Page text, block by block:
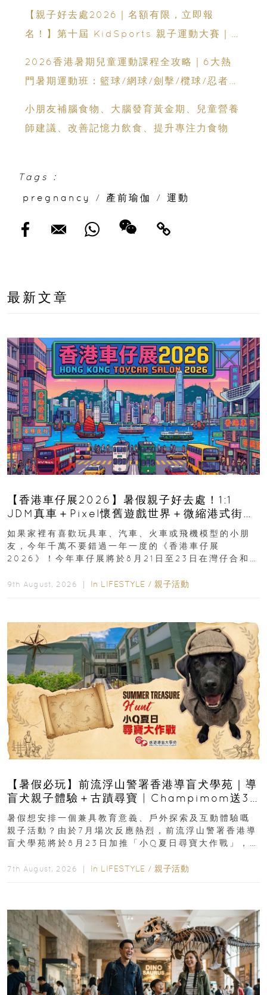
【親子好去處2026｜名額有限，立即報
名！】第十屆 KidSports 親子運動大賽｜
2026香港暑期兒童運動課程全攻略｜6大熱
門暑期運動班：籃球/網球/劍擊/欖球/忍者訓
小朋友補腦食物、大腦發育黃金期、兒童營養
師建議、改善記憶力飲食、提升專注力食物
Tags :
pregnancy
/ 產前瑜伽 / 運動
最新文章
【香港車仔展2026】暑假親子好去處！1:1
JDM真車＋Pixel懷舊遊戲世界＋微縮港式街景
8月灣仔登場 車迷家庭必去！
如果家裡有喜歡玩具車、汽車、火車或飛機模型的小朋
友，今年千萬不要錯過一年一度的《香港車仔展
2026》！今年車仔展將於8月21日至23日在灣仔合和酒
9th August, 2026 ｜ In LIFESTYLE / 親子活動
【暑假必玩】前流浮山警署香港導盲犬學苑｜導
盲犬親子體驗＋古蹟尋寶 | Champimom送3
組免費名額
暑假想安排一個兼具教育意義、戶外探索及互動體驗嘅
親子活動？由於7月場次反應熱烈，前流浮山警署香港導
盲犬學苑將於8月23日加推「小Q夏日尋寶大作戰」，家
7th August, 2026 ｜ In LIFESTYLE / 親子活動